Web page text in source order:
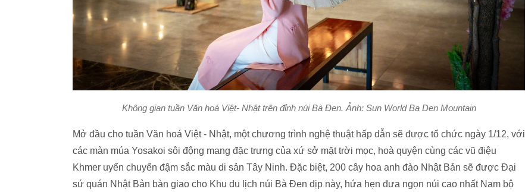
Không gian tuần Văn hoá Việt- Nhật trên đỉnh núi Bà Đen. Ảnh: Sun World Ba Den Mountain
Mở đầu cho tuần Văn hoá Việt - Nhật, một chương trình nghệ thuật hấp dẫn sẽ được tổ chức ngày 1/12, với
các màn múa Yosakoi sôi động mang đặc trưng của xứ sở mặt trời mọc, hoà quyện cùng các vũ điệu
Khmer uyển chuyển đậm sắc màu di sản Tây Ninh. Đặc biệt, 200 cây hoa anh đào Nhật Bản sẽ được Đại
sứ quán Nhật Bản bàn giao cho Khu du lịch núi Bà Đen dịp này, hứa hẹn đưa ngọn núi cao nhất Nam bộ